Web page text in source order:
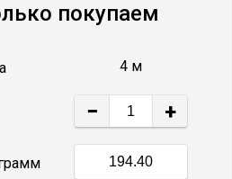
покупаем
4 м
− +